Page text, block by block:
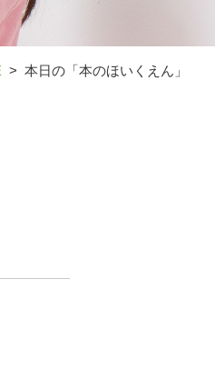
本日の「本のほいくえん」